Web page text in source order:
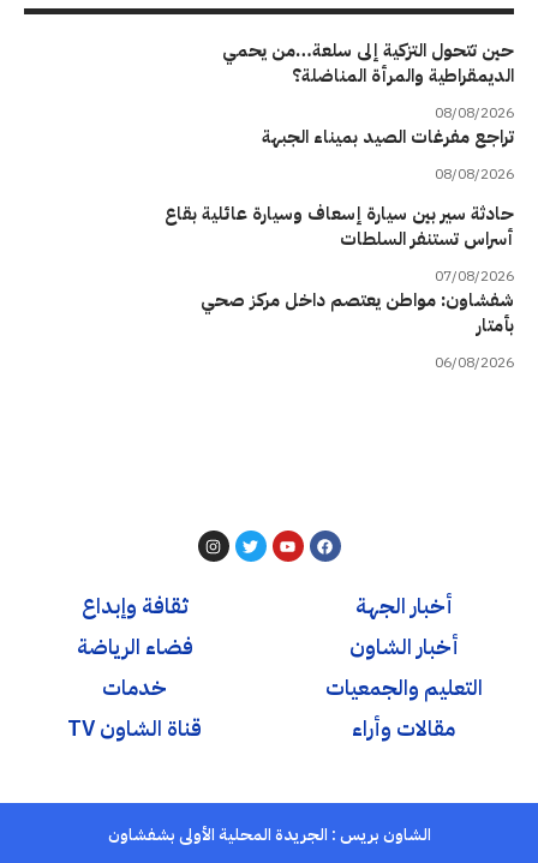
حين تتحول التزكية إلى سلعة…من يحمي
الديمقراطية والمرأة المناضلة؟
08/08/2026
تراجع مفرغات الصيد بميناء الجبهة
08/08/2026
حادثة سير بين سيارة إسعاف وسيارة عائلية بقاع
أسراس تستنفر السلطات
07/08/2026
شفشاون: مواطن يعتصم داخل مركز صحي
بأمتار
06/08/2026
أخبار الجهة
أخبار الشاون
التعليم والجمعيات
مقالات وأراء
ثقافة وإبداع
فضاء الرياضة
خدمات
قناة الشاون TV
الشاون بريس : الجريدة المحلية الأولى بشفشاون